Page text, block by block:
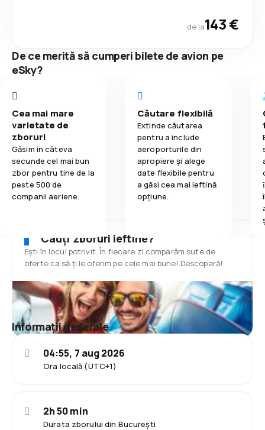
de la143 €
De ce merită să cumperi bilete de avion pe
eSky?
Cea mai mare
varietate de
zboruri
Găsim în câteva
secunde cel mai bun
zbor pentru tine de la
peste 500 de
companii aeriene.
Căutare flexibilă
Extinde căutarea
pentru a include
aeroporturile din
apropiere și alege
date flexibile pentru
a găsi cea mai ieftină
opțiune.
Cauți zboruri ieftine?
Ești în locul potrivit. În fiecare zi comparăm sute de
oferte ca să ți le oferim pe cele mai bune! Descoperă!
Informații generale
Ora locală (UTC+1)
04:55, 7 aug 2026
Durata zborului din București
2h 50 min